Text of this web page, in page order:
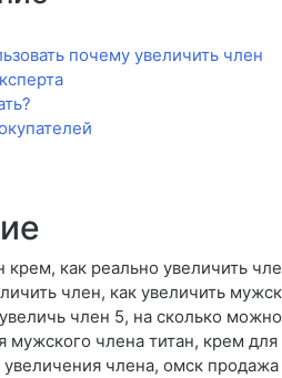
почему увеличить член
крем, как реально увеличить
член, как увеличить
член 5, на сколько
мужского члена титан, крем
члена, омск